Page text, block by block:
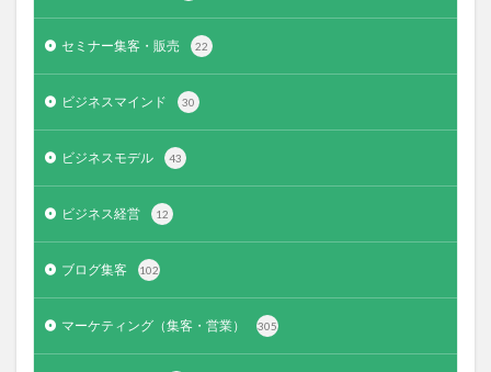
セミナー集客・販売 22
ビジネスマインド 30
ビジネスモデル 43
ビジネス経営 12
ブログ集客 102
マーケティング（集客・営業） 305